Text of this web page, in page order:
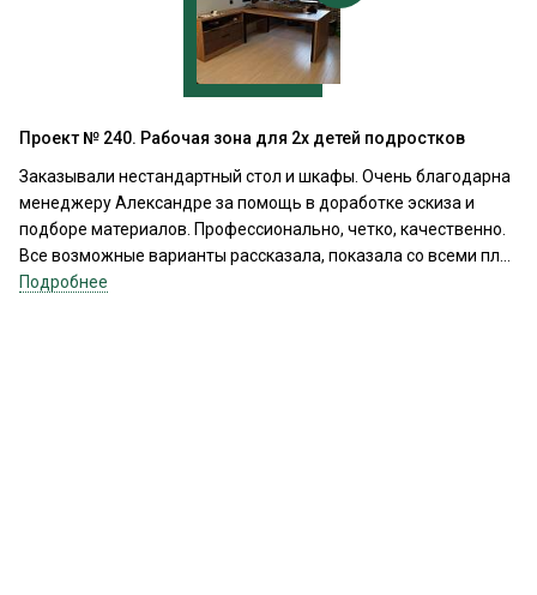
Проект № 240. Рабочая зона для 2х детей подростков
Заказывали нестандартный стол и шкафы. Очень благодарна
менеджеру Александре за помощь в доработке эскиза и
подборе материалов. Профессионально, четко, качественно.
Все возможные варианты рассказала, показала со всеми пл...
Подробнее